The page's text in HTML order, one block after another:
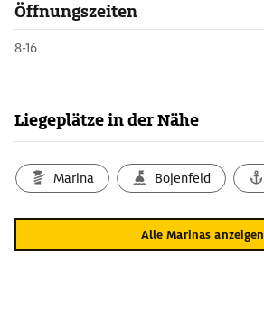
Öffnungszeiten
8-16
Liegeplätze in der Nähe
Marina Bojenfeld
Alle Marinas anzeigen